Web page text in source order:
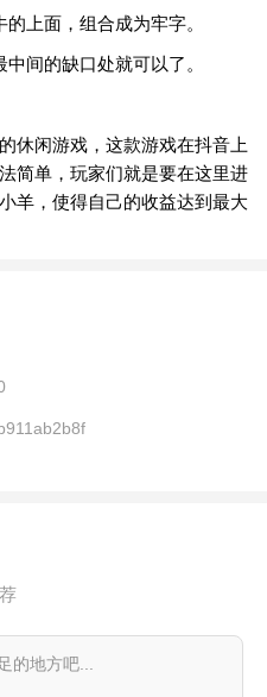
上面，组合成为牢字。
间的缺口处就可以了。
休闲游戏，这款游戏在抖音上
简单，玩家们就是要在这里进
羊，使得自己的收益达到最大